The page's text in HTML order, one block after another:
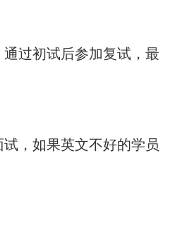
过初试后参加复试，最
，如果英文不好的学员